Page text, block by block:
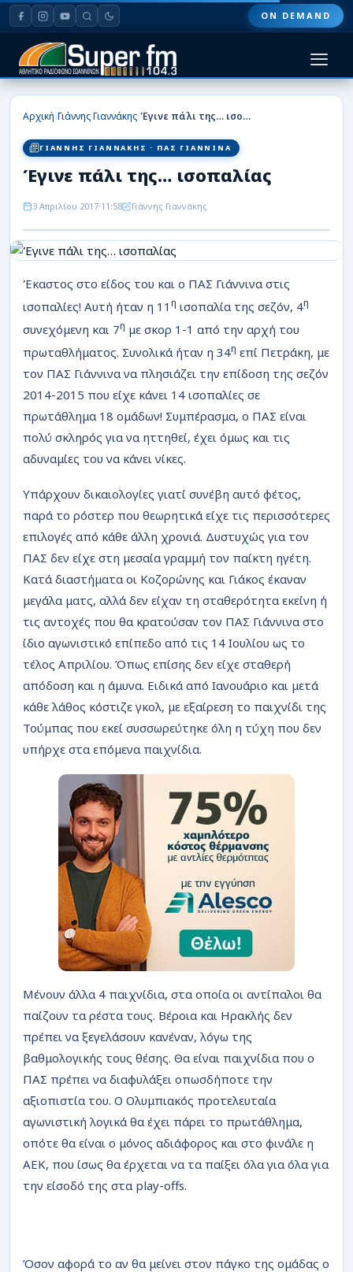
ON DEMAND
HOME
ΠΟΔΟΣΦΑΙΡΟ
ΜΠΑΣΚΕΤ
ΣΠΟΡ
ΕΙΔΗΣΕΙΣ
ΑΡΘΡΟΓΡΑΦΙΕΣ
ΡΟΗ
Αρχική›Γιάννης Γιαννάκης› Έγινε πάλι της… ισοπαλίας
ΓΙΑΝΝΗΣ ΓΙΑΝΝΑΚΗΣ · ΠΑΣ ΓΙΑΝΝΙΝΑ
Έγινε πάλι της… ισοπαλίας
3 Απριλίου 2017 11:58 Γιάννης Γιαννάκης
Έκαστος στο είδος του και ο ΠΑΣ Γιάννινα στις
ισοπαλίες! Αυτή ήταν η 11 η ισοπαλία της σεζόν, 4η
συνεχόμενη και 7η με σκορ 1-1 από την αρχή του
πρωταθλήματος. Συνολικά ήταν η 34η επί Πετράκη, με
τον ΠΑΣ Γιάννινα να πλησιάζει την επίδοση της σεζόν
2014-2015 που είχε κάνει 14 ισοπαλίες σε
πρωτάθλημα 18 ομάδων! Συμπέρασμα, ο ΠΑΣ είναι
πολύ σκληρός για να ηττηθεί, έχει όμως και τις
αδυναμίες του να κάνει νίκες.
Υπάρχουν δικαιολογίες γιατί συνέβη αυτό φέτος,
παρά το ρόστερ που θεωρητικά είχε τις περισσότερες
επιλογές από κάθε άλλη χρονιά. Δυστυχώς για τον
ΠΑΣ δεν είχε στη μεσαία γραμμή τον παίκτη ηγέτη.
Κατά διαστήματα οι Κοζορώνης και Γιάκος έκαναν
μεγάλα ματς, αλλά δεν είχαν τη σταθερότητα εκείνη ή
τις αντοχές που θα κρατούσαν τον ΠΑΣ Γιάννινα στο
ίδιο αγωνιστικό επίπεδο από τις 14 Ιουλίου ως το
τέλος Απριλίου. Όπως επίσης δεν είχε σταθερή
απόδοση και η άμυνα. Ειδικά από Ιανουάριο και μετά
κάθε λάθος κόστιζε γκολ, με εξαίρεση το παιχνίδι της
Τούμπας που εκεί συσσωρεύτηκε όλη η τύχη που δεν
υπήρχε στα επόμενα παιχνίδια.
Μένουν άλλα 4 παιχνίδια, στα οποία οι αντίπαλοι θα
παίζουν τα ρέστα τους. Βέροια και Ηρακλής δεν
πρέπει να ξεγελάσουν κανέναν, λόγω της
βαθμολογικής τους θέσης. Θα είναι παιχνίδια που ο
ΠΑΣ πρέπει να διαφυλάξει οπωσδήποτε την
αξιοπιστία του. Ο Ολυμπιακός προτελευταία
αγωνιστική λογικά θα έχει πάρει το πρωτάθλημα,
οπότε θα είναι ο μόνος αδιάφορος και στο φινάλε η
ΑΕΚ, που ίσως θα έρχεται να τα παίξει όλα για όλα για
την είσοδό της στα play-offs.
Όσον αφορά το αν θα μείνει στον πάγκο της ομάδας ο